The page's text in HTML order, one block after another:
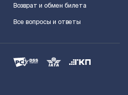
Возврат и обмен билета
Все вопросы и ответы